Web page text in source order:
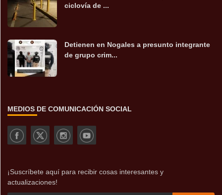
ciclovía de ...
Detienen en Nogales a presunto integrante
de grupo crim...
MEDIOS DE COMUNICACIÓN SOCIAL
¡Suscríbete aquí para recibir cosas interesantes y
actualizaciones!